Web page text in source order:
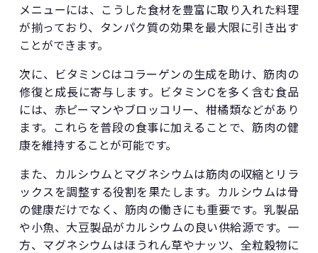
メニューには、こうした食材を豊富に取り入れた料理
が揃っており、タンパク質の効果を最大限に引き出す
ことができます。
次に、ビタミンCはコラーゲンの生成を助け、筋肉の
修復と成長に寄与します。ビタミンCを多く含む食品
には、赤ピーマンやブロッコリー、柑橘類などがあり
ます。これらを普段の食事に加えることで、筋肉の健
康を維持することが可能です。
また、カルシウムとマグネシウムは筋肉の収縮とリラ
ックスを調整する役割を果たします。カルシウムは骨
の健康だけでなく、筋肉の働きにも重要です。乳製品
や小魚、大豆製品がカルシウムの良い供給源です。一
方、マグネシウムはほうれん草やナッツ、全粒穀物に